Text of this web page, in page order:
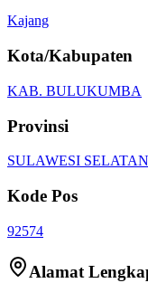
Kajang
Kota/Kabupaten
KAB. BULUKUMBA
Provinsi
SULAWESI SELATAN
Kode Pos
92574
Alamat